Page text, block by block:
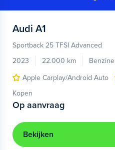
Audi A1
Sportback 25 TFSI Advanced
2023
22.000 km Benzine
Apple Carplay/Android Auto
Kopen
Op aanvraag
Bekijken